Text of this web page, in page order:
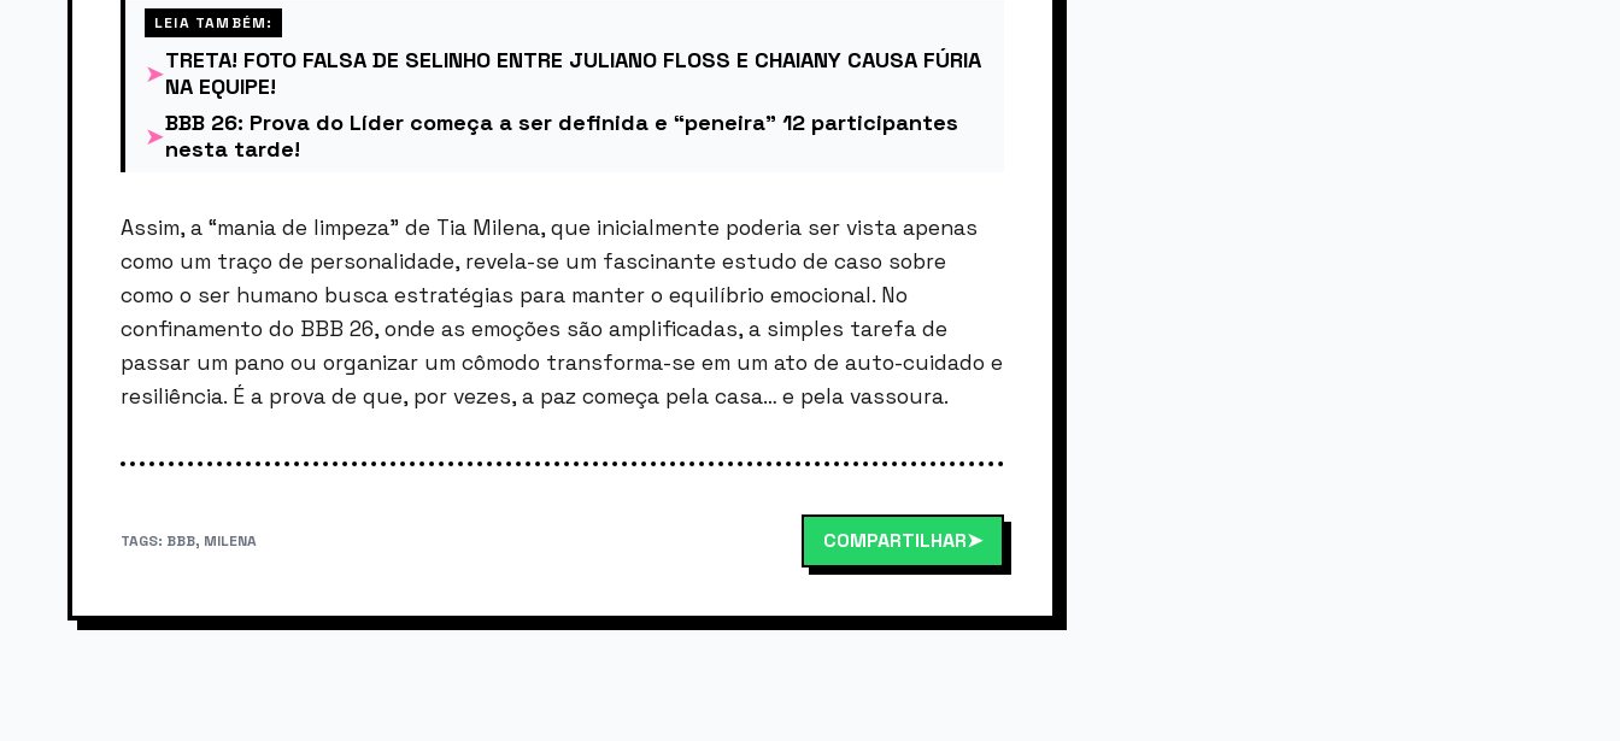
LEIA TAMBÉM:
➤TRETA! FOTO FALSA DE SELINHO ENTRE JULIANO FLOSS E CHAIANY CAUSA FÚRIA
NA EQUIPE!
➤BBB 26: Prova do Líder começa a ser definida e “peneira” 12 participantes
nesta tarde!
Assim, a “mania de limpeza” de Tia Milena, que inicialmente poderia ser vista apenas
como um traço de personalidade, revela-se um fascinante estudo de caso sobre
como o ser humano busca estratégias para manter o equilíbrio emocional. No
confinamento do BBB 26, onde as emoções são amplificadas, a simples tarefa de
passar um pano ou organizar um cômodo transforma-se em um ato de auto-cuidado e
resiliência. É a prova de que, por vezes, a paz começa pela casa… e pela vassoura.
TAGS: BBB, MILENA COMPARTILHAR➤